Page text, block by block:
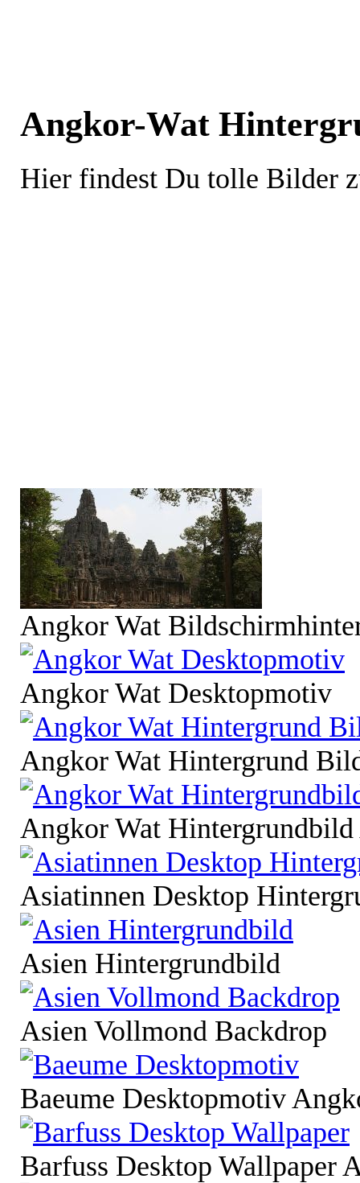
Angkor-Wat
Hier findest Du tolle Bilder
Angkor Wat
Angkor Wat Desktopmotiv
Angkor Wat Hintergrund
Angkor Wat
Asiatinnen Desktop
Asien Hintergrundbild
Asien Vollmond Backdrop
Baeume Desktopmotiv
Barfuss Desktop Wallpaper